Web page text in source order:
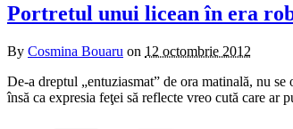
Portretul unui licean în era
By Cosmina Bouaru on 12 octombrie 2012
De-a dreptul „entuziasmat” de ora matinală, nu
însă ca expresia feţei să reflecte vreo cută care